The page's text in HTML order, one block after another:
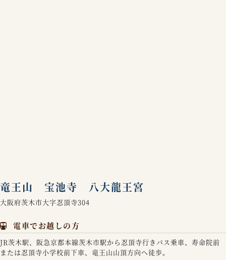
竜王山 宝池寺 八大龍王宮
大阪府茨木市大字忍頂寺304
電車でお越しの方
JR茨木駅、阪急京都本線茨木市駅から忍頂寺行きバス乗車、寿命院前
または忍頂寺小学校前下車、竜王山山頂方向へ徒歩。